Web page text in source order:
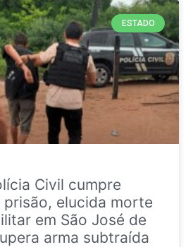
ESTADO
Civil cumpre
prisão, elucida morte
em São José de
arma subtraída